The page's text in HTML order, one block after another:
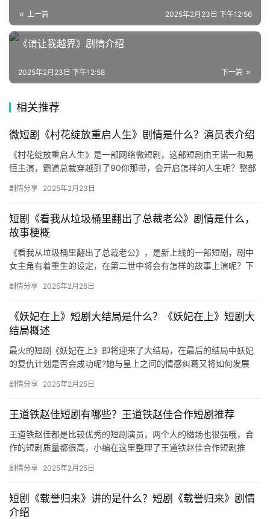
文
集
🔥
榜
速
递
🌱
博
主
星
选
🎬
短
剧
剧
登录 注册
上一篇 2025年2月23日 下午12:56
《请让我越界》剧情介绍
下一篇
2025年2月23日 下午12:58
相关推荐
微短剧《村花绽放重启人生》剧情是什么？演员表介绍
《村花绽放重启人生》是一部网络微短剧，这部短剧由王诺一和易
恒主演，霸道总裁穿越到了90你那带，会开启怎样的人生呢？整部
《…
剧情分享 2025年2月23日
短剧《看我从垃圾桶里翻出了总裁老公》剧情是什么，
故事梗概
《看我从垃圾桶里翻出了总裁老公》，是新上线的一部短剧，剧中
女主角有着重生的设定，在第二世中将会有怎样的故事上演呢？下
《看…
剧情分享 2025年2月25日
《‌妖妃在上》短剧大结局是什么？《‌妖妃在上》短剧大
结局概述‌‌
最火的短剧《‌妖妃在上》即将迎来了大结局，在最后的结局中妖妃
的复仇计划是否会成功呢?她与皇上之间的情感纠葛又将如何发展
剧情分享 2025年2月25日
王道铁赵佳短剧有哪些？王道铁赵佳合作短剧推荐
王道铁赵佳都是比较优秀的短剧演员，两个人的磁场也很强哦，合
作的短剧质量都很高，小编在这里整理了王道铁赵佳合作短剧推
你…
剧情分享 2025年2月25日
短剧《载誉归来》讲的是什么？短剧《载誉归来》剧情
介绍